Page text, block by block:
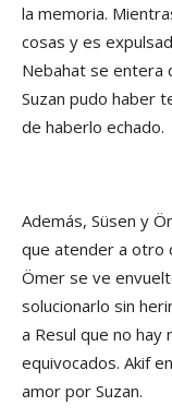
la memoria.
cosas y es
Nebahat se entera
Suzan pudo haber
de haberlo echado.
Además, Süsen y
que atender a otro
Ömer se ve
solucionarlo sin
a Resul que no hay
equivocados. Akif
amor por Suzan.